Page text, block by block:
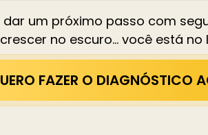
dar um próximo passo com
no escuro… você está no
FAZER O DIAGNÓSTICO